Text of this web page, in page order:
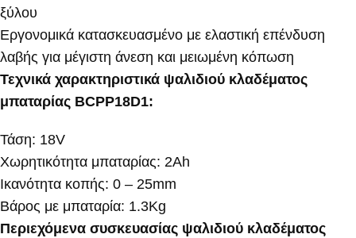
ξύλου
Εργονομικά κατασκευασμένο με ελαστική επένδυση
λαβής για μέγιστη άνεση και μειωμένη κόπωση
Τεχνικά χαρακτηριστικά ψαλιδιού κλαδέματος
μπαταρίας BCPP18D1:
Τάση: 18V
Χωρητικότητα μπαταρίας: 2Ah
Ικανότητα κοπής: 0 – 25mm
Βάρος με μπαταρία: 1.3Kg
Περιεχόμενα συσκευασίας ψαλιδιού κλαδέματος